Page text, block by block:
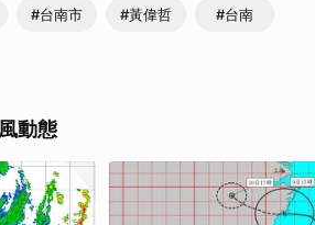
#台南市 #黃偉哲 #台南
動態